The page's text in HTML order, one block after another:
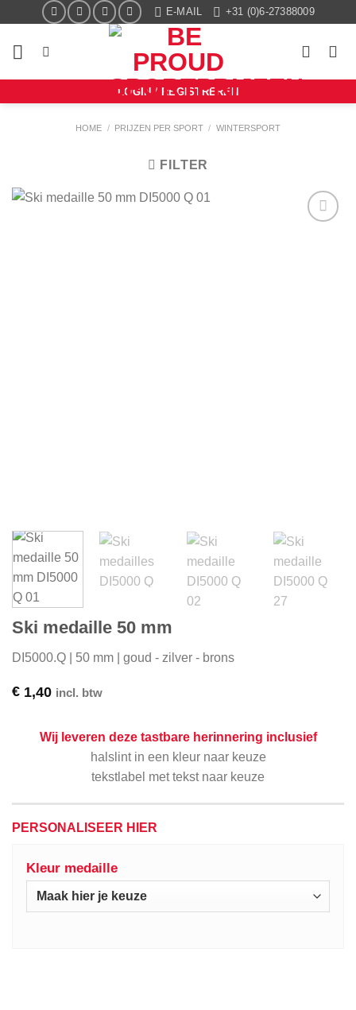
inhoud
E-MAIL +31 (0)6-27388009
LOGIN / REGISTREREN
HOME / PRIJZEN PER SPORT / WINTERSPORT
FILTER
Ski medaille 50 mm
DI5000.Q | 50 mm | goud - zilver - brons
€ 1,40 incl. btw
Wij leveren deze tastbare herinnering inclusief
halslint in een kleur naar keuze
tekstlabel met tekst naar keuze
PERSONALISEER HIER
Kleur medaille